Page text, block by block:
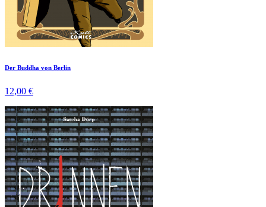
Der Buddha von Berlin
12,00 €